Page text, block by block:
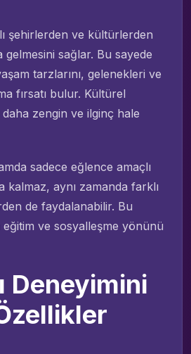
şehirlerden ve kültürlerden
gelmesini sağlar. Bu sayede
tarzlarını, gelenekleri ve
fırsatı bulur. Kültürel
zengin ve ilginç hale
sadece eğlence amaçlı
kalmaz, aynı zamanda farklı
de faydalanabilir. Bu
ve sosyalleşme yönünü
Deneyimini